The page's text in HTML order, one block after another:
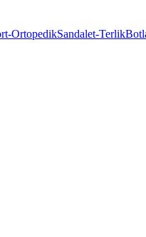
OrtopedikSandalet-Terlik